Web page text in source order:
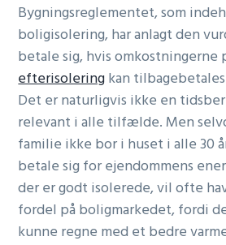
Bygningsreglementet, som
boligisolering, har anlagt den
betale sig, hvis omkostningerne
efterisoleringkan
Det er naturligvis ikke en
relevant i alle tilfælde. Men
familie ikke bor i huset i alle 30
betale sig for ejendommens
der er godt isolerede, vil ofte
fordel på boligmarkedet, fordi
kunne regne med et bedre